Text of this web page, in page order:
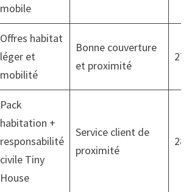
mobile
Offres habitat
léger et
mobilité
Bonne couverture
et proximité
Pack
habitation +
responsabilité
civile Tiny
House
Service client de
proximité